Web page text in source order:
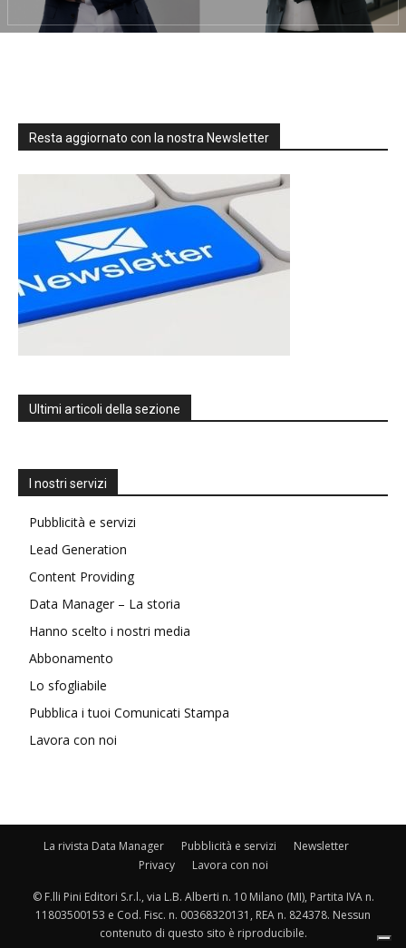
Resta aggiornato con la nostra Newsletter
Ultimi articoli della sezione
I nostri servizi
Pubblicità e servizi
Lead Generation
Content Providing
Data Manager – La storia
Hanno scelto i nostri media
Abbonamento
Lo sfogliabile
Pubblica i tuoi Comunicati Stampa
Lavora con noi
La rivista Data Manager Pubblicità e servizi
Newsletter
Privacy
Lavora con noi
© F.lli Pini Editori S.r.l., via L.B. Alberti n. 10 Milano (MI), Partita IVA n.
11803500153 e Cod. Fisc. n. 00368320131, REA n. 824378. Nessun
contenuto di questo sito è riproducibile.